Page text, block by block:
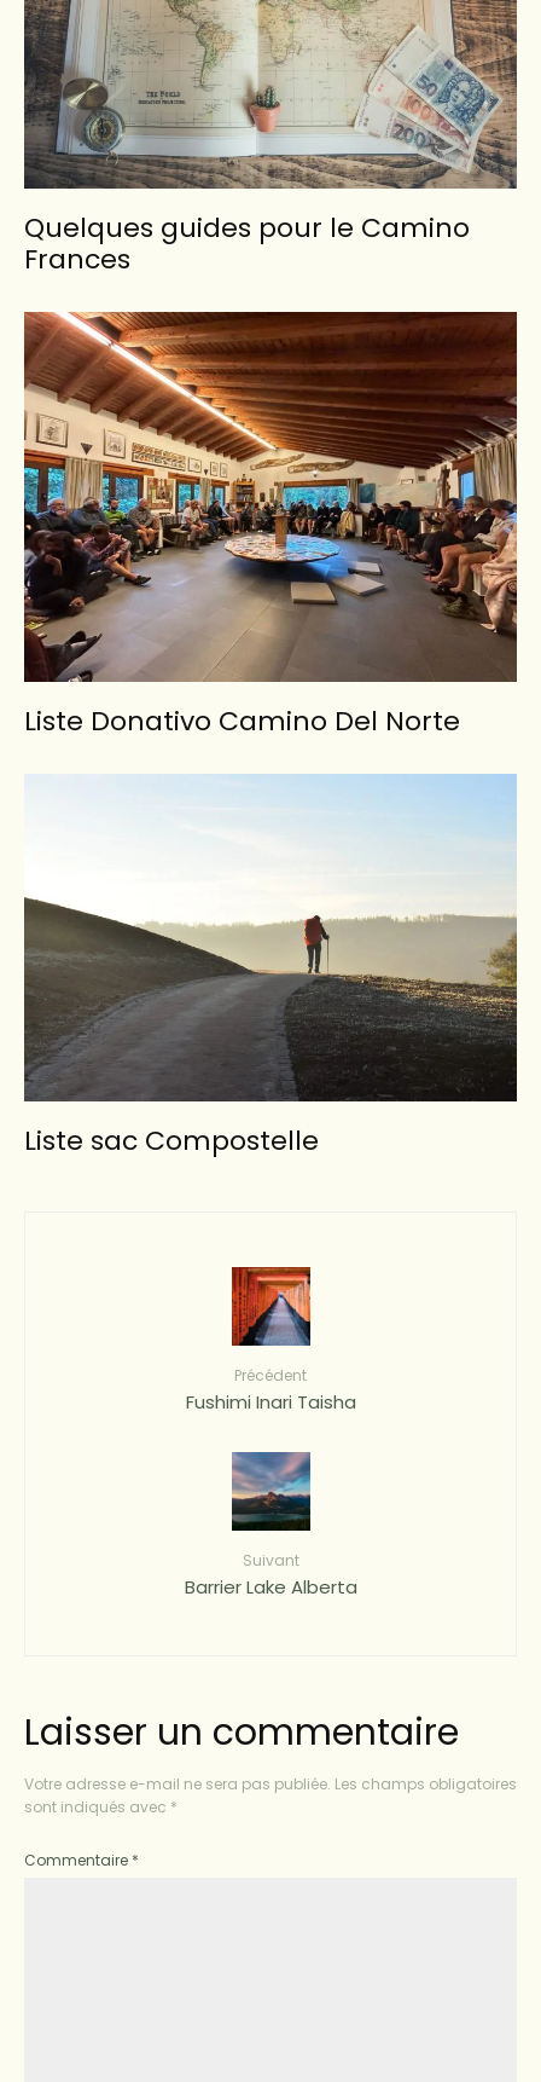
Quelques guides pour le Camino
Frances
Liste Donativo Camino Del Norte
Liste sac Compostelle
Précédent
Fushimi Inari Taisha
Suivant
Barrier Lake Alberta
Laisser un commentaire
Votre adresse e-mail ne sera pas publiée. Les champs obligatoires
sont indiqués avec *
Commentaire *